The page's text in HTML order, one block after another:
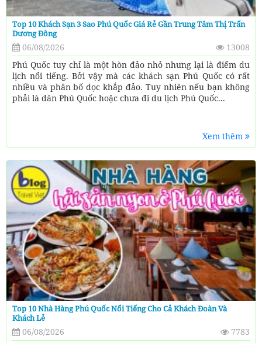
Top 10 Khách Sạn 3 Sao Phú Quốc Giá Rẻ Gần Trung Tâm Thị Trấn
Dương Đông
06/08/2026
13008
Phú Quốc tuy chỉ là một hòn đảo nhỏ nhưng lại là điểm du
lịch nổi tiếng. Bởi vậy mà các khách sạn Phú Quốc có rất
nhiều và phân bố dọc khắp đảo. Tuy nhiên nếu bạn không
phải là dân Phú Quốc hoặc chưa đi du lịch Phú Quốc...
Xem thêm
Top 10 Nhà Hàng Phú Quốc Nổi Tiếng Cho Cả Khách Đoàn Và
Khách Lẻ
06/08/2026
7783